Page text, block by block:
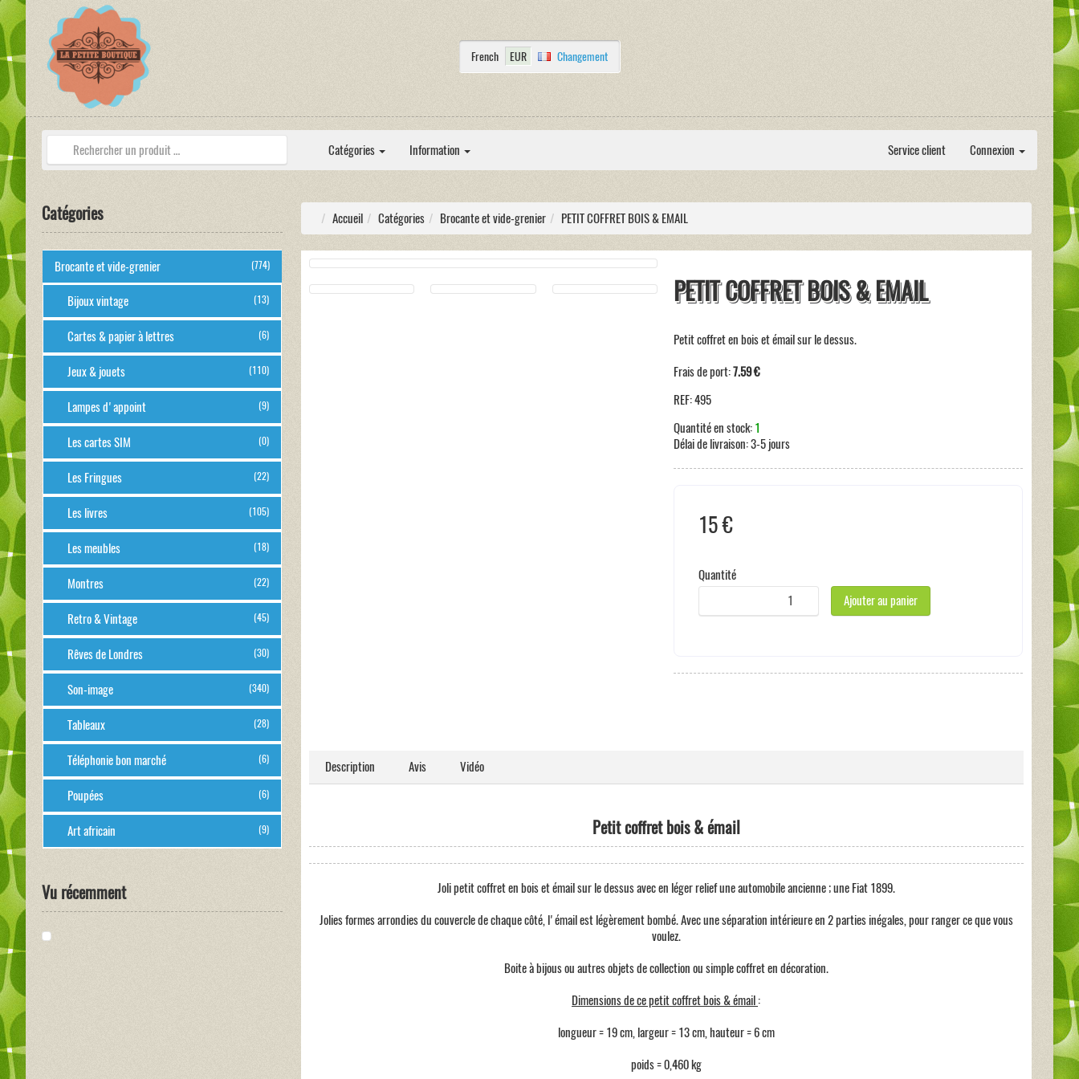
French EUR Changement
Catégories Information Service client Connexion
Catégories
Brocante et vide-grenier (774)
Bijoux vintage (13)
Cartes & papier à lettres (6)
Jeux & jouets (110)
Lampes d'appoint (9)
Les cartes SIM (0)
Les Fringues (22)
Les livres (105)
Les meubles (18)
Montres (22)
Retro & Vintage (45)
Rêves de Londres (30)
Son-image (340)
Tableaux (28)
Téléphonie bon marché (6)
Poupées (6)
Art africain (9)
Vu récemment
Accueil Catégories Brocante et vide-grenier PETIT COFFRET BOIS & EMAIL
PETIT COFFRET BOIS & EMAIL
Petit coffret en bois et émail sur le dessus.
Frais de port:7.59 €
REF:495
Quantité en stock: 1
Délai de livraison:3-5 jours
15 €
Quantité
Ajouter au panier
Description Avis Vidéo
Petit coffret bois & émail
Joli petit coffret en bois et émail sur le dessus avec en léger relief une automobile ancienne ; une Fiat 1899.
Jolies formes arrondies du couvercle de chaque côté, l'émail est légèrement bombé. Avec une séparation intérieure en 2 parties inégales, pour ranger ce que vous
voulez.
Boite à bijous ou autres objets de collection ou simple coffret en décoration.
Dimensions de ce petit coffret bois & émail :
longueur = 19 cm, largeur = 13 cm, hauteur = 6 cm
poids = 0,460 kg